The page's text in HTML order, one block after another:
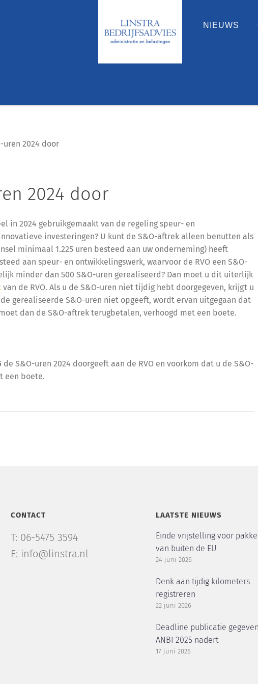
NIEUWS
uren 2024 door
2024 door
in 2024 gebruikgemaakt van de regeling speur- en
investeringen? U kunt de S&O-aftrek alleen benutten als
minimaal 1.225 uren besteed aan uw onderneming) heeft
aan speur- en ontwikkelingswerk, waarvoor de RVO een S&O-
minder dan 500 S&O-uren gerealiseerd? Dan moet u dit uiterlijk
van de RVO. Als u de S&O-uren niet tijdig hebt doorgegeven, krijgt u
gerealiseerde S&O-uren niet opgeeft, wordt ervan uitgegaan dat
dan de S&O-aftrek terugbetalen, verhoogd met een boete.
de S&O-uren 2024 doorgeeft aan de RVO en voorkom dat u de S&O-
een boete.
CONTACT
T: 06-5475 3594
E: info@linstra.nl
LAATSTE NIEUWS
Einde vrijstelling voor
van buiten de EU
24 juni 2026
Denk aan tijdig kilometers
registreren
22 juni 2026
Deadline publicatie
ANBI 2025 nadert
17 juni 2026